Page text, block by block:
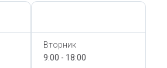
Вторник
9:00 - 18:00